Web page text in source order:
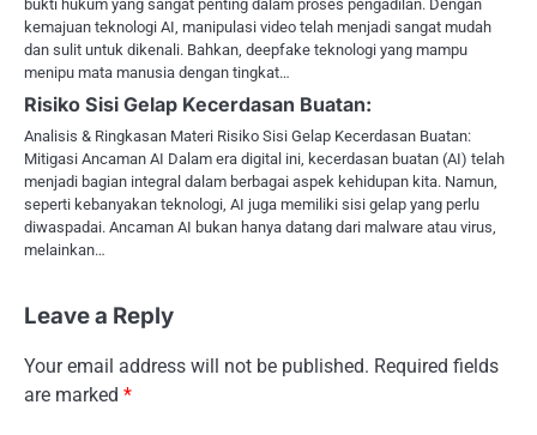
bukti hukum yang sangat penting dalam proses pengadilan. Dengan
kemajuan teknologi AI, manipulasi video telah menjadi sangat mudah
dan sulit untuk dikenali. Bahkan, deepfake teknologi yang mampu
menipu mata manusia dengan tingkat…
Risiko Sisi Gelap Kecerdasan Buatan:
Analisis & Ringkasan Materi Risiko Sisi Gelap Kecerdasan Buatan:
Mitigasi Ancaman AI Dalam era digital ini, kecerdasan buatan (AI) telah
menjadi bagian integral dalam berbagai aspek kehidupan kita. Namun,
seperti kebanyakan teknologi, AI juga memiliki sisi gelap yang perlu
diwaspadai. Ancaman AI bukan hanya datang dari malware atau virus,
melainkan…
Leave a Reply
Your email address will not be published. Required fields
are marked *